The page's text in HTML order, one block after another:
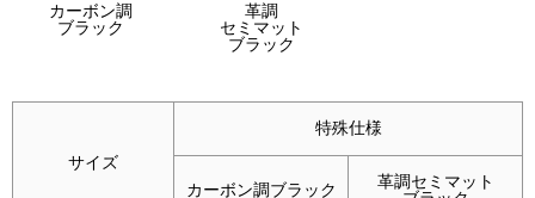
カーボン調
ブラック
革調
セミマット
ブラック
サイズ
特殊仕様
カーボン調ブラック
革調セミマット